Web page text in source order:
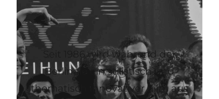
Seit 1986 wird während der
Berlinale ein stilistisch und
thematisch innovativer Film aus